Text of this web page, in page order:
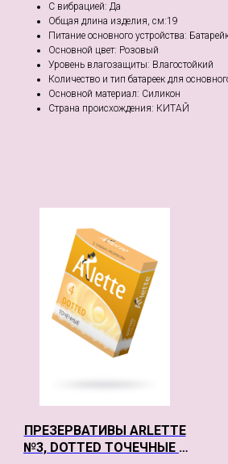
С вибрацией: Да
Общая длина изделия, см:19
Питание основного устройства:
Основной цвет: Розовый
Уровень влагозащиты: Влагостойкий
Количество и тип батареек для
Основной материал: Силикон
Страна происхождения: КИТАЙ
ПРЕЗЕРВАТИВЫ ARLETTE
№3, DOTTED ТОЧЕЧНЫЕ 3